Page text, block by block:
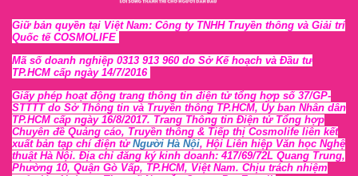
Giữ bản quyền tại Việt Nam: Công ty TNHH Truyền thông và Giải trí
Quốc tế COSMOLIFE
Mã số doanh nghiệp 0313 913 960 do Sở Kế hoạch và Đầu tư
TP.HCM cấp ngày 14/7/2016
Giấy phép hoạt động trang thông tin điện tử tổng hợp số 37/GP-
STTTT do Sở Thông tin và Truyền thông TP.HCM, Ủy ban Nhân dân
TP.HCM cấp ngày 16/8/2017. Trang Thông tin Điện tử Tổng hợp
Chuyên đề Quảng cáo, Truyền thông & Tiếp thị Cosmolife liên kết
xuất bản tạp chí điện tử Người Hà Nội, Hội Liên hiệp Văn học Nghệ
thuật Hà Nội. Địa chỉ đăng ký kinh doanh: 417/69/72L Quang Trung,
Phường 10, Quận Gò Vấp, TP.HCM, Việt Nam. Chịu trách nhiệm